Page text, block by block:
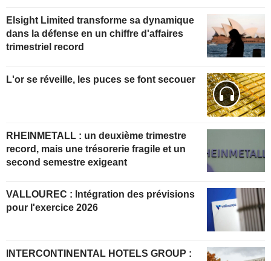
Elsight Limited transforme sa dynamique
dans la défense en un chiffre d'affaires
trimestriel record
L'or se réveille, les puces se font secouer
RHEINMETALL : un deuxième trimestre
record, mais une trésorerie fragile et un
second semestre exigeant
VALLOUREC : Intégration des prévisions
pour l'exercice 2026
INTERCONTINENTAL HOTELS GROUP :